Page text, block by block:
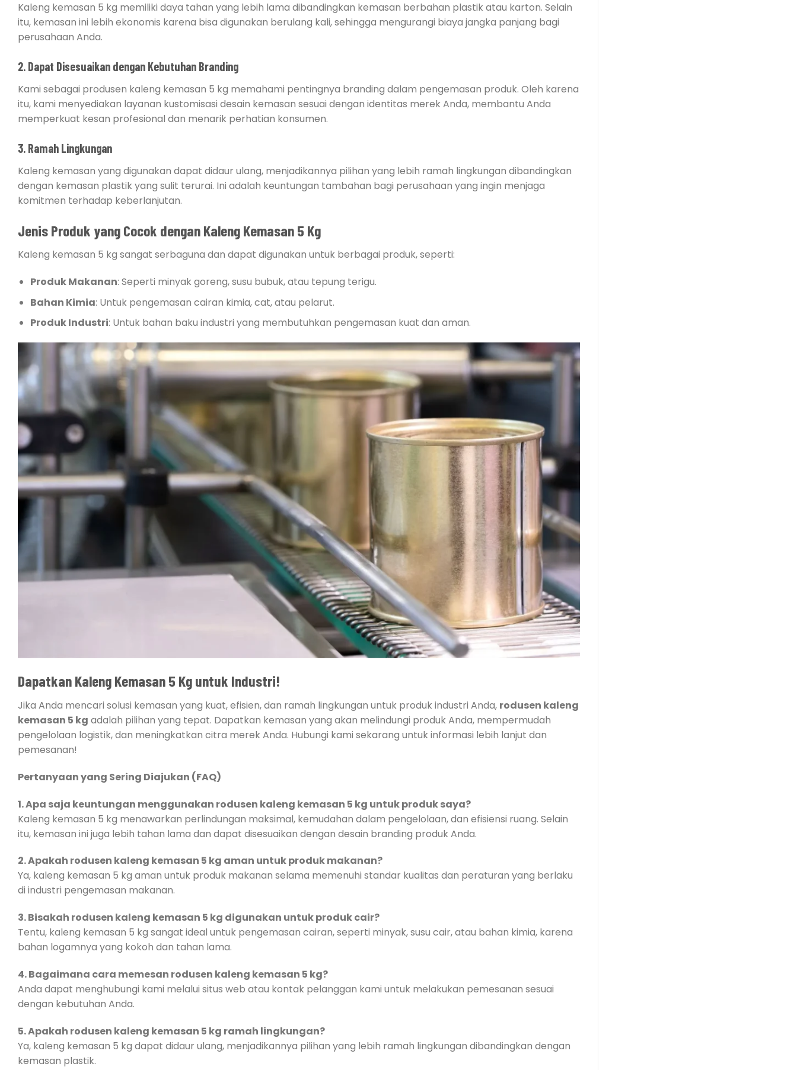
Kaleng kemasan 5 kg memiliki daya tahan yang lebih lama dibandingkan kemasan berbahan plastik atau karton. Selain
itu, kemasan ini lebih ekonomis karena bisa digunakan berulang kali, sehingga mengurangi biaya jangka panjang bagi
perusahaan Anda.
2. Dapat Disesuaikan dengan Kebutuhan Branding
Kami sebagai produsen kaleng kemasan 5 kg memahami pentingnya branding dalam pengemasan produk. Oleh karena
itu, kami menyediakan layanan kustomisasi desain kemasan sesuai dengan identitas merek Anda, membantu Anda
memperkuat kesan profesional dan menarik perhatian konsumen.
3. Ramah Lingkungan
Kaleng kemasan yang digunakan dapat didaur ulang, menjadikannya pilihan yang lebih ramah lingkungan dibandingkan
dengan kemasan plastik yang sulit terurai. Ini adalah keuntungan tambahan bagi perusahaan yang ingin menjaga
komitmen terhadap keberlanjutan.
Jenis Produk yang Cocok dengan Kaleng Kemasan 5 Kg
Kaleng kemasan 5 kg sangat serbaguna dan dapat digunakan untuk berbagai produk, seperti:
Produk Makanan: Seperti minyak goreng, susu bubuk, atau tepung terigu.
Bahan Kimia: Untuk pengemasan cairan kimia, cat, atau pelarut.
Produk Industri: Untuk bahan baku industri yang membutuhkan pengemasan kuat dan aman.
Dapatkan Kaleng Kemasan 5 Kg untuk Industri!
Jika Anda mencari solusi kemasan yang kuat, efisien, dan ramah lingkungan untuk produk industri Anda, rodusen kaleng
kemasan 5 kg adalah pilihan yang tepat. Dapatkan kemasan yang akan melindungi produk Anda, mempermudah
pengelolaan logistik, dan meningkatkan citra merek Anda. Hubungi kami sekarang untuk informasi lebih lanjut dan
pemesanan!
Pertanyaan yang Sering Diajukan (FAQ)
1. Apa saja keuntungan menggunakan rodusen kaleng kemasan 5 kg untuk produk saya?
Kaleng kemasan 5 kg menawarkan perlindungan maksimal, kemudahan dalam pengelolaan, dan efisiensi ruang. Selain
itu, kemasan ini juga lebih tahan lama dan dapat disesuaikan dengan desain branding produk Anda.
2. Apakah rodusen kaleng kemasan 5 kg aman untuk produk makanan?
Ya, kaleng kemasan 5 kg aman untuk produk makanan selama memenuhi standar kualitas dan peraturan yang berlaku
di industri pengemasan makanan.
3. Bisakah rodusen kaleng kemasan 5 kg digunakan untuk produk cair?
Tentu, kaleng kemasan 5 kg sangat ideal untuk pengemasan cairan, seperti minyak, susu cair, atau bahan kimia, karena
bahan logamnya yang kokoh dan tahan lama.
4. Bagaimana cara memesan rodusen kaleng kemasan 5 kg?
Anda dapat menghubungi kami melalui situs web atau kontak pelanggan kami untuk melakukan pemesanan sesuai
dengan kebutuhan Anda.
5. Apakah rodusen kaleng kemasan 5 kg ramah lingkungan?
Ya, kaleng kemasan 5 kg dapat didaur ulang, menjadikannya pilihan yang lebih ramah lingkungan dibandingkan dengan
kemasan plastik.